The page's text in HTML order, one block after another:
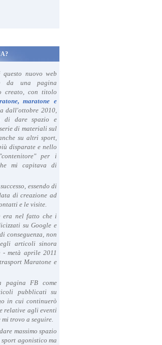
nuovo web
da una pagina
creato, con titolo
maratone e
dall'ottobre 2010,
di dare spazio e
di materiali sul
su altri sport,
disparate e nello
per i
mi capitava di
essendo di
di creazione ad
e le visite.
era nel fatto che i
su Google e
conseguenza, non
articoli sinora
metà aprile 2011
Maratone e
pagina FB come
pubblicati su
in cui continuerò
relative agli eventi
trovo a seguire.
massimo spazio
agonistico ma